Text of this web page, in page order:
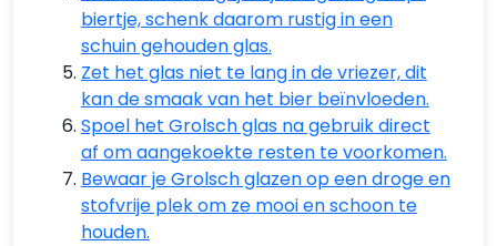
biertje, schenk daarom rustig in een
schuin gehouden glas.
Zet het glas niet te lang in de vriezer, dit
kan de smaak van het bier beïnvloeden.
Spoel het Grolsch glas na gebruik direct
af om aangekoekte resten te voorkomen.
Bewaar je Grolsch glazen op een droge en
stofvrije plek om ze mooi en schoon te
houden.